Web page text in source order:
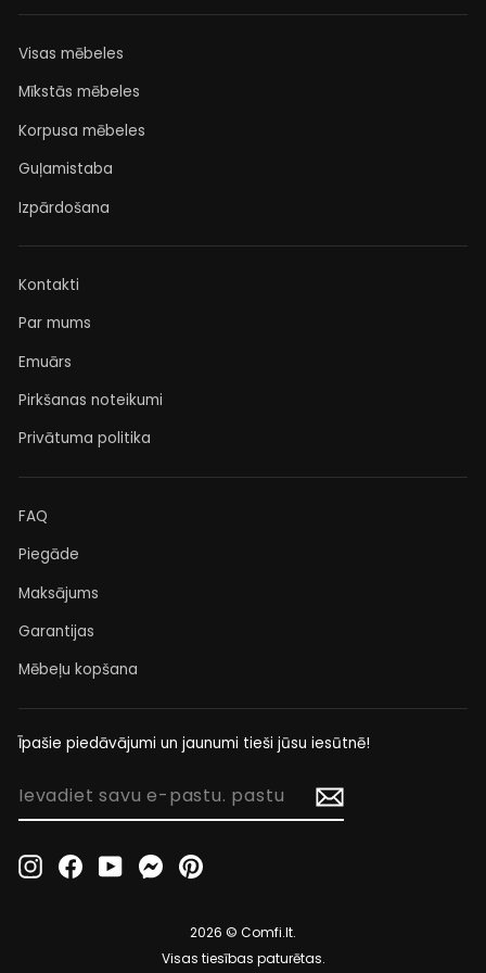
Visas mēbeles
Mīkstās mēbeles
Korpusa mēbeles
Guļamistaba
Izpārdošana
Kontakti
Par mums
Emuārs
Pirkšanas noteikumi
Privātuma politika
FAQ
Piegāde
Maksājums
Garantijas
Mēbeļu kopšana
Īpašie piedāvājumi un jaunumi tieši jūsu iesūtnē!
IEVADIET
PASTU.InstagramFacebookYouTubeMessenger
2026 © Comfi.lt.
Visas tiesības paturētas.